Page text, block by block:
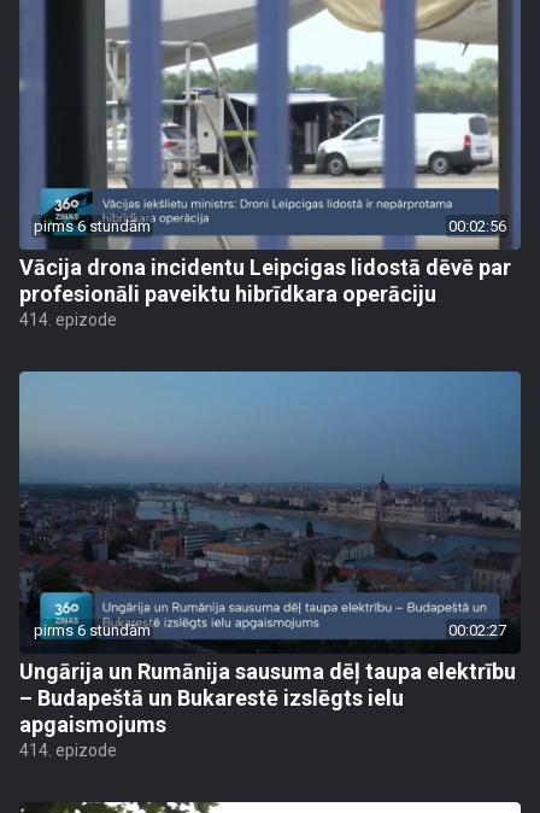
pirms 6 stundām 00:02:56
Vācija drona incidentu Leipcigas lidostā dēvē par
profesionāli paveiktu hibrīdkara operāciju
414. epizode
pirms 6 stundām 00:02:27
Ungārija un Rumānija sausuma dēļ taupa elektrību
– Budapeštā un Bukarestē izslēgts ielu
apgaismojums
414. epizode